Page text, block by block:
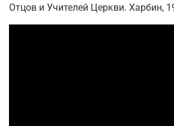
Отцов и Учителей Церкви. Харбин,